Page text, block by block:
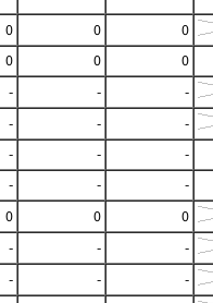
0 0
0
0 0 0
- -
-
- -
-
- - -
- - -
0 0
0
- -
-
- -
-